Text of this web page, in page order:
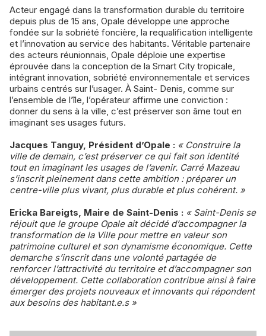
Acteur engagé dans la transformation durable du territoire
depuis plus de 15 ans, Opale développe une approche
fondée sur la sobriété foncière, la requalification intelligente
et l’innovation au service des habitants. Véritable partenaire
des acteurs réunionnais, Opale déploie une expertise
éprouvée dans la conception de la Smart City tropicale,
intégrant innovation, sobriété environnementale et services
urbains centrés sur l’usager. À Saint- Denis, comme sur
l’ensemble de l’île, l’opérateur affirme une conviction :
donner du sens à la ville, c’est préserver son âme tout en
imaginant ses usages futurs.
Jacques Tanguy, Président d’Opale : « Construire la
ville de demain, c’est préserver ce qui fait son identité
tout en imaginant les usages de l’avenir. Carré Mazeau
s’inscrit pleinement dans cette ambition : préparer un
centre-ville plus vivant, plus durable et plus cohérent. »
Ericka Bareigts, Maire de Saint-Denis : « Saint-Denis se
réjouit que le groupe Opale ait décidé d’accompagner la
transformation de la Ville pour mettre en valeur son
patrimoine culturel et son dynamisme économique. Cette
demarche s’inscrit dans une volonté partagée de
renforcer l’attractivité du territoire et d’accompagner son
développement. Cette collaboration contribue ainsi à faire
émerger des projets nouveaux et innovants qui répondent
aux besoins des habitant.e.s »